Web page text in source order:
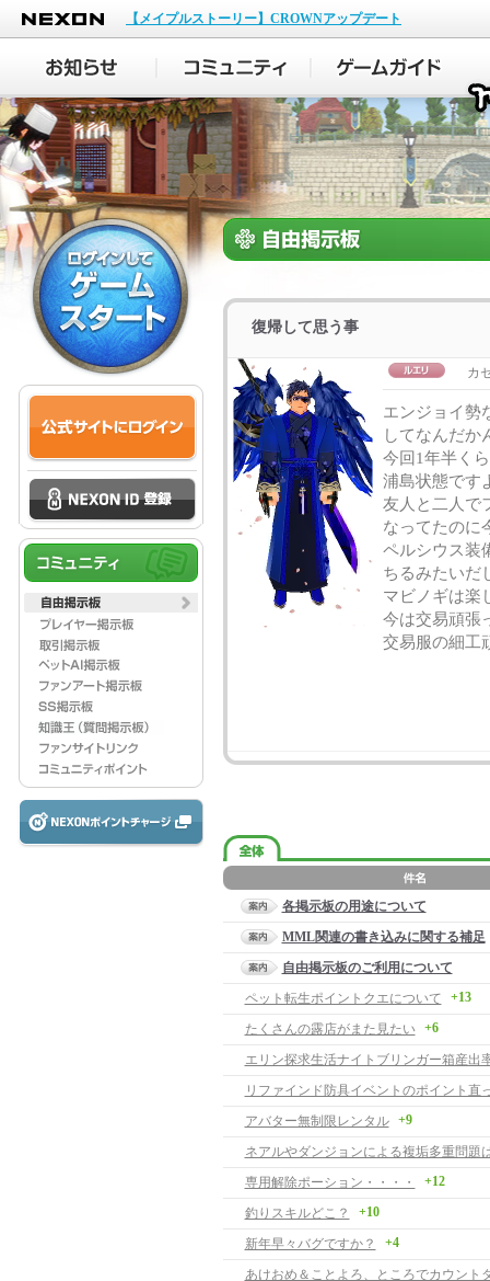
NEXON
【メイプルストーリー】CROWNアップデート
復帰して思う事
カ
エンジョイ勢
してなんだか
今回1年半く
浦島状態です
友人と二人で
なってたのに
ペルシウス装
ちるみたいだ
マビノギは楽
今は交易頑張
交易服の細工
各掲示板の用途について
MML関連の書き込みに関する補足
自由掲示板のご利用について
ペット転生ポイントクエについて
+13
たくさんの露店がまた見たい +6
エリン探求生活ナイトブリンガー箱産出
リファインド防具イベントのポイント直
アバター無制限レンタル
+9
専用解除ポーション・・・・ +12
釣りスキルどこ？ +10
新年早々バグですか？ +4